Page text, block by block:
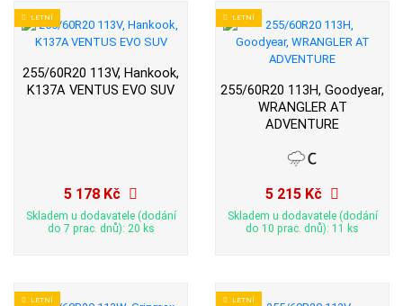
LETNÍ
255/60R20 113V, Hankook,
K137A VENTUS EVO SUV
5 178 Kč
Skladem u dodavatele (dodání
do 7 prac. dnů): 20 ks
LETNÍ
255/60R20 113H, Goodyear,
WRANGLER AT
ADVENTURE
5 215 Kč
Skladem u dodavatele (dodání
do 10 prac. dnů): 11 ks
LETNÍ LETNÍ